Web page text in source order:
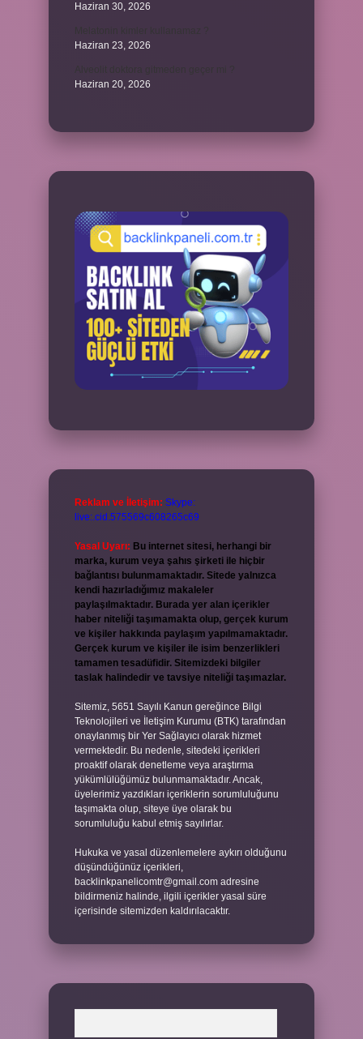
Haziran 30, 2026
Haziran 23, 2026
Haziran 20, 2026
Reklam ve İletişim: Skype:
live:.cid.575569c608265c69
Yasal Uyarı: Bu internet sitesi, herhangi bir
marka, kurum veya şahıs şirketi ile hiçbir
bağlantısı bulunmamaktadır. Sitede yalnızca
kendi hazırladığımız makaleler
paylaşılmaktadır. Burada yer alan içerikler
haber niteliği taşımamakta olup, gerçek kurum
ve kişiler hakkında paylaşım yapılmamaktadır.
Gerçek kurum ve kişiler ile isim benzerlikleri
tamamen tesadüfidir. Sitemizdeki bilgiler
taslak halindedir ve tavsiye niteliği taşımazlar.
Sitemiz, 5651 Sayılı Kanun gereğince Bilgi
Teknolojileri ve İletişim Kurumu (BTK) tarafından
onaylanmış bir Yer Sağlayıcı olarak hizmet
vermektedir. Bu nedenle, sitedeki içerikleri
proaktif olarak denetleme veya araştırma
yükümlülüğümüz bulunmamaktadır. Ancak,
üyelerimiz yazdıkları içeriklerin sorumluluğunu
taşımakta olup, siteye üye olarak bu
sorumluluğu kabul etmiş sayılırlar.
Hukuka ve yasal düzenlemelere aykırı olduğunu
düşündüğünüz içerikleri,
backlinkpanelicomtr@gmail.com adresine
bildirmeniz halinde, ilgili içerikler yasal süre
içerisinde sitemizden kaldırılacaktır.